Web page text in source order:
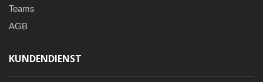
Teams
AGB
KUNDENDIENST